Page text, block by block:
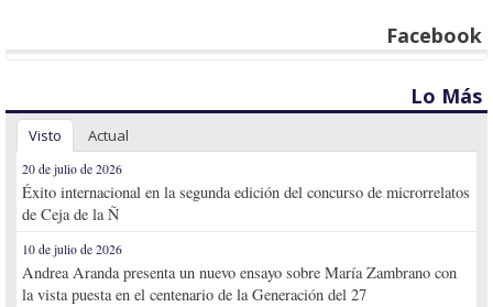
Facebook
Lo Más
Visto Actual
20 de julio de 2026
Éxito internacional en la segunda edición del concurso de microrrelatos
de Ceja de la Ñ
10 de julio de 2026
Andrea Aranda presenta un nuevo ensayo sobre María Zambrano con
la vista puesta en el centenario de la Generación del 27